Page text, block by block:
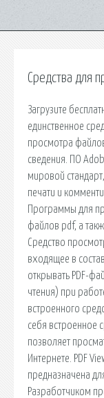
Средства для
Загрузите
единственное
просмотра
сведения. ПО
мировой
печати и
Программы для
файлов pdf, а
Средство
входящее в
открывать PDF-
чтения) при
встроенного
себя встроенное
позволяет
Интернете. PDF
предназначена
Разработчиком